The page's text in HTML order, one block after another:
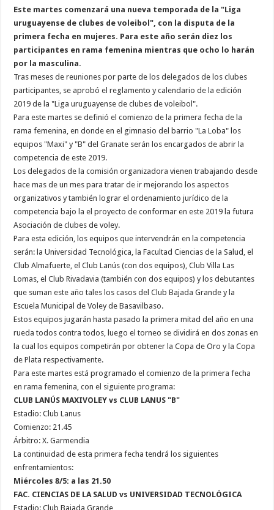
Este martes comenzará una nueva temporada de la "Liga
uruguayense de clubes de voleibol", con la disputa de la
primera fecha en mujeres. Para este año serán diez los
participantes en rama femenina mientras que ocho lo harán
por la masculina.
Tras meses de reuniones por parte de los delegados de los clubes
participantes, se aprobó el reglamento y calendario de la edición
2019 de la "Liga uruguayense de clubes de voleibol".
Para este martes se definió el comienzo de la primera fecha de la
rama femenina, en donde en el gimnasio del barrio "La Loba" los
equipos "Maxi" y "B" del Granate serán los encargados de abrir la
competencia de este 2019.
Los delegados de la comisión organizadora vienen trabajando desde
hace mas de un mes para tratar de ir mejorando los aspectos
organizativos y también lograr el ordenamiento jurídico de la
competencia bajo la el proyecto de conformar en este 2019 la futura
Asociación de clubes de voley.
Para esta edición, los equipos que intervendrán en la competencia
serán: la Universidad Tecnológica, la Facultad Ciencias de la Salud, el
Club Almafuerte, el Club Lanús (con dos equipos), Club Villa Las
Lomas, el Club Rivadavia (también con dos equipos) y los debutantes
que suman este año tales los casos del Club Bajada Grande y la
Escuela Municipal de Voley de Basavilbaso.
Estos equipos jugarán hasta pasado la primera mitad del año en una
rueda todos contra todos, luego el torneo se dividirá en dos zonas en
la cual los equipos competirán por obtener la Copa de Oro y la Copa
de Plata respectivamente.
Para este martes está programado el comienzo de la primera fecha
en rama femenina, con el siguiente programa:
CLUB LANÚS MAXIVOLEY vs CLUB LANUS "B"
Estadio: Club Lanus
Comienzo: 21.45
Árbitro: X. Garmendia
La continuidad de esta primera fecha tendrá los siguientes
enfrentamientos:
Miércoles 8/5: a las 21.50
FAC. CIENCIAS DE LA SALUD vs UNIVERSIDAD TECNOLÓGICA
Estadio: Club Bajada Grande